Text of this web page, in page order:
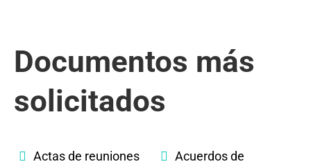
Documentos más
solicitados
Actas de reuniones
Acuerdos de